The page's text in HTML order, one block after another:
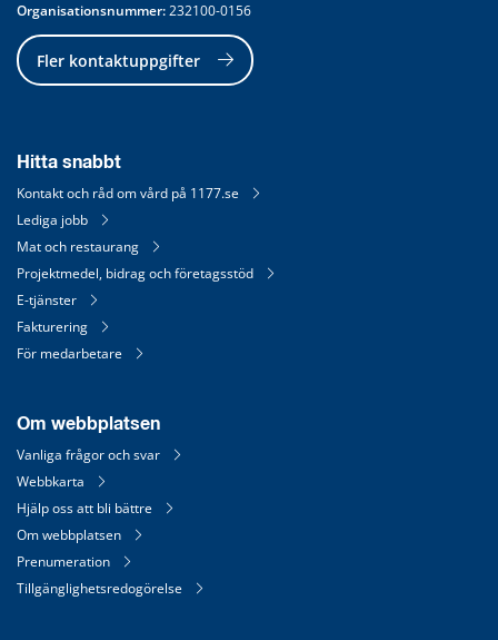
Organisationsnummer: 232100-0156
Fler kontaktuppgifter
Hitta snabbt
Kontakt och råd om vård på 1177.se
Lediga jobb
Mat och restaurang
Projektmedel, bidrag och företagsstöd
E-tjänster
Fakturering
För medarbetare
Om webbplatsen
Vanliga frågor och svar
Webbkarta
Hjälp oss att bli bättre
Om webbplatsen
Prenumeration
Tillgänglighetsredogörelse